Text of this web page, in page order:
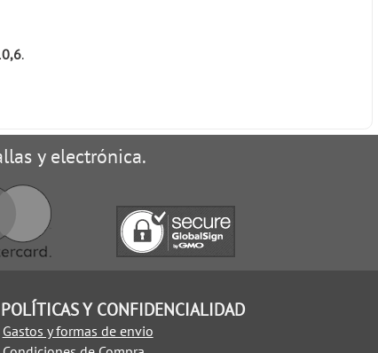
.
y electrónica.
POLÍTICAS Y CONFIDENCIALIDAD
Gastos y formas de envio